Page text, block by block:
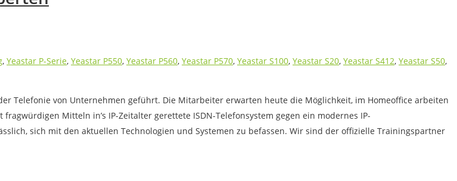
, Yeastar P-Serie, Yeastar P550, Yeastar P560, Yeastar P570, Yeastar S100, Yeastar S20, Yeastar S412, Yeastar S50,
Telefonie von Unternehmen geführt. Die Mitarbeiter erwarten heute die Möglichkeit, im Homeoffice arbeiten
Mitteln in’s IP-Zeitalter gerettete ISDN-Telefonsystem gegen ein modernes IP-
sich mit den aktuellen Technologien und Systemen zu befassen. Wir sind der offizielle Trainingspartner